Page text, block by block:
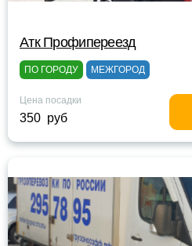
Атк Профипереезд
ПО ГОРОДУ МЕЖГОРОД
Цена посадки
350 руб